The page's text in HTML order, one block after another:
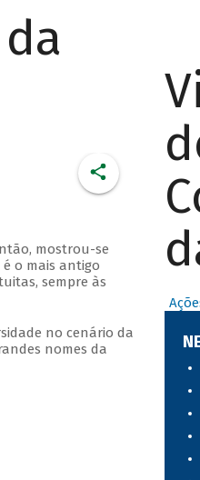
mostrou-se
é o mais antigo
sempre às
no cenário da
nomes da